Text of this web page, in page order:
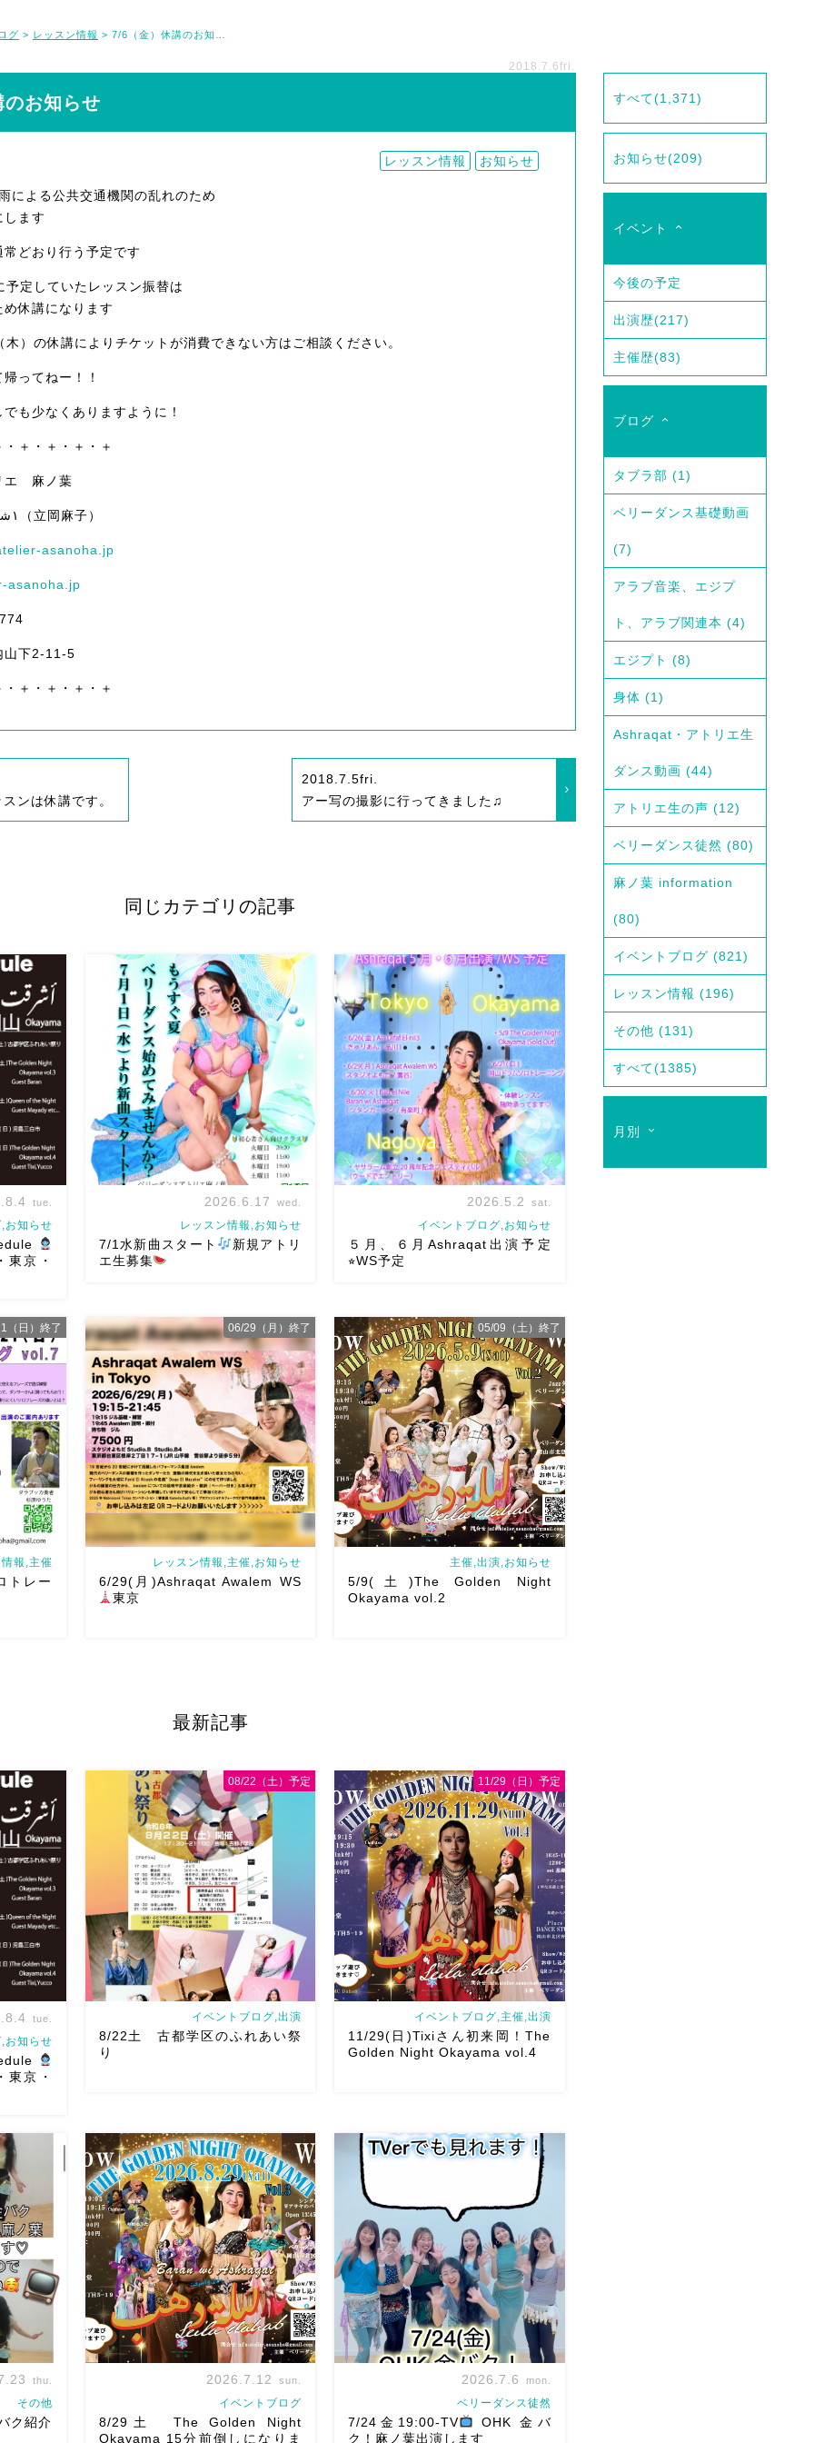
グ > レッスン情報 >
2018.7.6fri.
お知らせ
レッスン情報 お知らせ
による公共交通機関の乱れのため
します
どおり行う予定です
定していたレッスン振替は
休講になります
）の休講によりチケットが消費できない方はご相談ください。
ってねー！！
も少なくありますように！
＋・＋・＋・＋
エ 麻ノ葉
ASHRAQAT ١شرقت（立岡麻子）
asanoha.jp
asanoha.jp
山下2-11-5
＋・＋・＋・＋
ンは休講です。
2018.7.5fri.
アー写の撮影に行ってきました♫
すべて(1,371)
お知らせ(209)
イベント
今後の予定
出演歴(217)
主催歴(83)
ブログ
タブラ部 (1)
ベリーダンス基礎動画
(7)
アラブ音楽、エジプ
ト、アラブ関連本 (4)
エジプト (8)
身体 (1)
Ashraqat・アトリエ生
ダンス動画 (44)
アトリエ生の声 (12)
ベリーダンス徒然 (80)
麻ノ葉 information
(80)
イベントブログ (821)
レッスン情報 (196)
その他 (131)
すべて(1385)
月別
同じカテゴリの記事
です♡皆
していま
tue.
お知らせ
京・
岡山でベリーダンス始めて見ません
か？7/1水より新曲スタート
日焼け
せずに街中で身体を動かせる
音楽
とともに踊ることでリフレッシュ
表現することで違う自分になれる
な
どなど ₊˚ […]
2026.6.17 wed.
レッスン情報,お知らせ
7/1水新曲スタート
新規アトリ
エ生募集
５月、６月Ashraqat出演予定とWS予
定まとめました
みなさんにたくさん
お会いできますように
2026.5.2 sat.
イベントブログ,お知らせ
５月、６月Ashraqat出演予定
⭐︎WS予定
奏者
報,主催
トレー
（日）終了
催させていただきます
最近東京
で踊らせていただくようになり
声をいただくようになりました
第 […]
レッスン情報,主催,お知らせ
6/29(月)Ashraqat Awalem WS
東京
06/29（月）終了
サー久保坂明美先生！ カッコよくて、
華やかで、軽やかな明美先生の踊り […]
主催,出演,お知らせ
5/9(土)The Golden Night
Okayama vol.2
05/09（土）終了
最新記事
です♡皆
ご予約は
していま
tue.
お知らせ
京・
8/22土 古都学区のふれあい祭りにて
踊らせていただきます♡太鼓も叩くよ
ー！私たちは18:40頃から出演です屋台
も出てとても楽しいお祭りになりそう
私たちも踊った後は祭りを楽しみま
す
遊びにいら […]
イベントブログ,出演
8/22土 古都学区のふれあい祭
り
08/22（土）予定
2026/11/29(日)Tixiさん初来岡！The
Golden Night Okayama vol.4 本日8/1
よりお申し込みスタートです
【
Show 】 Guest DancerTixi […]
イベントブログ,主催,出演
11/29(日)Tixiさん初来岡！The
Golden Night Okayama vol.4
11/29（日）予定
thu.
その他
ク紹介
2026.7.12 sun.
イベントブログ
8/29土 The Golden Night
Okayama 15分前倒しになりま
2026.7.6 mon.
ベリーダンス徒然
7/24金19:00-TV
OHK 金バ
ク！麻ノ葉出演します